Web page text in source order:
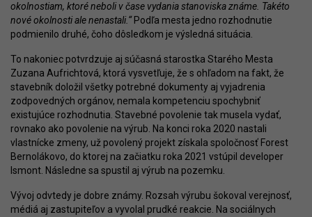
okolnostiam, ktoré neboli v čase vydania stanoviska známe. Takéto
nové okolnosti ale nenastali.“Podľa mesta jedno rozhodnutie
podmienilo druhé, čoho dôsledkom je výsledná situácia.
To nakoniec potvrdzuje aj súčasná starostka Starého Mesta
Zuzana Aufrichtová, ktorá vysvetľuje, že s ohľadom na fakt, že
stavebník doložil všetky potrebné dokumenty aj vyjadrenia
zodpovedných orgánov, nemala kompetenciu spochybniť
existujúce rozhodnutia. Stavebné povolenie tak musela vydať,
rovnako ako povolenie na výrub. Na konci roka 2020 nastali
vlastnícke zmeny, už povolený projekt získala spoločnosť Forest
Bernolákovo, do ktorej na začiatku roka 2021 vstúpil developer
Ismont. Následne sa spustil aj výrub na pozemku.
Vývoj odvtedy je dobre známy. Rozsah výrubu šokoval verejnosť,
médiá aj zastupiteľov a vyvolal prudké reakcie. Na sociálnych